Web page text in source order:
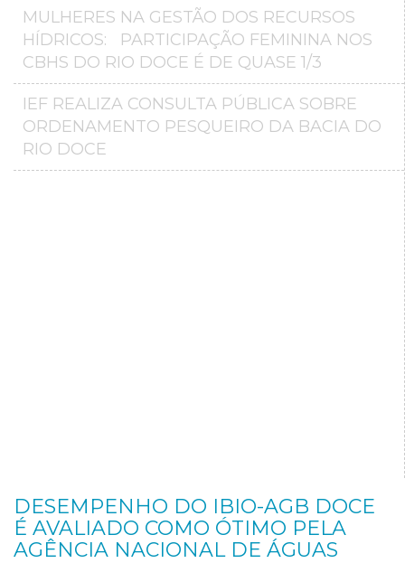
MULHERES NA GESTÃO DOS RECURSOS
HÍDRICOS: PARTICIPAÇÃO FEMININA NOS
CBHS DO RIO DOCE É DE QUASE 1/3
IEF REALIZA CONSULTA PÚBLICA SOBRE
ORDENAMENTO PESQUEIRO DA BACIA DO
RIO DOCE
DESEMPENHO DO IBIO-AGB DOCE
É AVALIADO COMO ÓTIMO PELA
AGÊNCIA NACIONAL DE ÁGUAS